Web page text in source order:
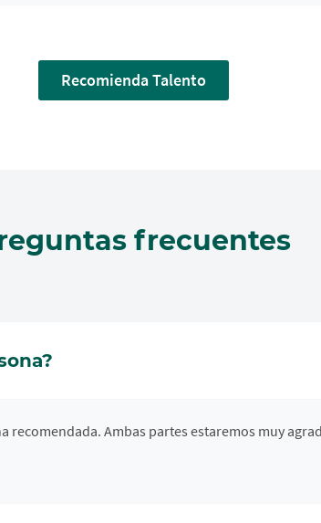
Recomienda Talento
frecuentes
Ambas partes estaremos muy